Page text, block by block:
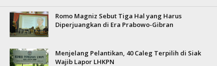
Romo Magniz Sebut Tiga Hal yang Harus
Diperjuangkan di Era Prabowo-Gibran
Menjelang Pelantikan, 40 Caleg Terpilih di Siak
Wajib Lapor LHKPN